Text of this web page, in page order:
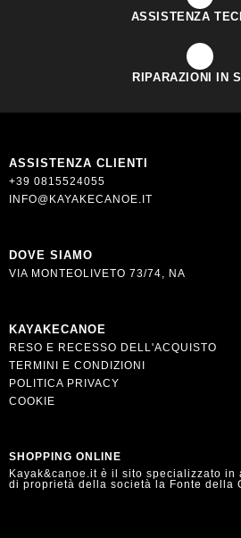
ASSISTENZA
RIPARAZIONI IN
ASSISTENZA CLIENTI
+39 0815524055
INFO@KAYAKECANOE.IT
DOVE SIAMO
VIA MONTEOLIVETO 73/74, NA
KAYAKECANOE
RESO E RECESSO DELL'ACQUISTO
TERMINI E CONDIZIONI
POLITICA PRIVACY
COOKIE
SHOPPING ONLINE
Kayak&canoe.it è il sito specializzato
di proprietà della società la Fonte della